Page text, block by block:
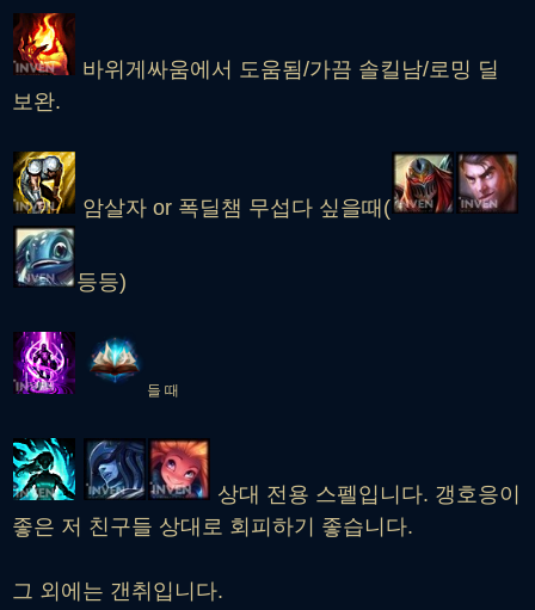
바위게싸움에서 도움됨/가끔 솔킬남/로밍 딜
보완.
암살자 or 폭딜챔 무섭다 싶을때(
등등)
들 때
상대 전용 스펠입니다. 갱호응이
좋은 저 친구들 상대로 회피하기 좋습니다.
그 외에는 갠취입니다.